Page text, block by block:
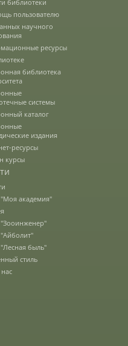
библиотеки
пользователю
научного
ресурсы
библиотека
системы
каталог
издания
ресурсы
курсы
"Моя академия"
"Зооинженер"
"Айболит"
"Лесная быль"
стиль